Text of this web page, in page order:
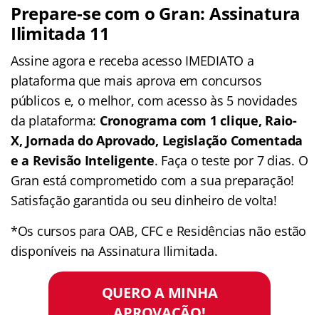
Prepare-se com o Gran: Assinatura
Ilimitada 11
Assine agora e receba acesso IMEDIATO a
plataforma que mais aprova em concursos
públicos e, o melhor, com acesso às 5 novidades
da plataforma: Cronograma com 1 clique, Raio-
X, Jornada do Aprovado, Legislação Comentada
e a Revisão Inteligente. Faça o teste por 7 dias. O
Gran está comprometido com a sua preparação!
Satisfação garantida ou seu dinheiro de volta!
*Os cursos para OAB, CFC e Residências não estão
disponíveis na Assinatura Ilimitada.
QUERO A MINHA